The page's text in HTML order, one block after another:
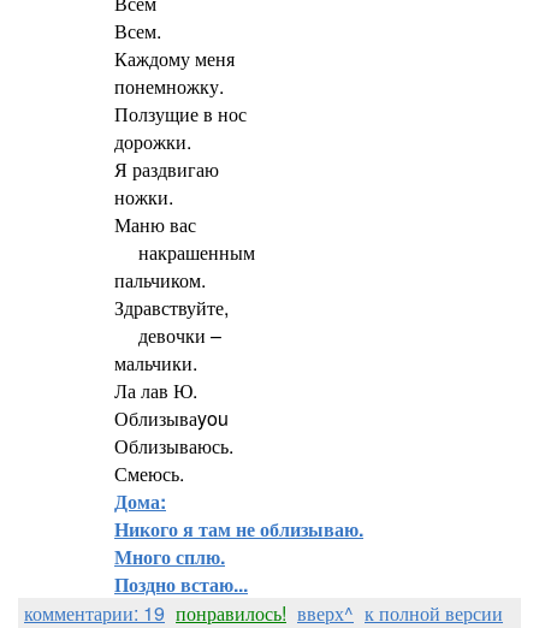
Всем.
Каждому меня
понемножку.
Ползущие в нос
дорожки.
Я раздвигаю
ножки.
Маню вас
накрашенным
пальчиком.
Здравствуйте,
девочки –
мальчики.
Ла лав Ю.
Облизываyou
Облизываюсь.
Смеюсь.
Дома:
Никого я там не облизываю.
Много сплю.
Поздно встаю...
комментарии: 19 понравилось! вверх^ к полной версии